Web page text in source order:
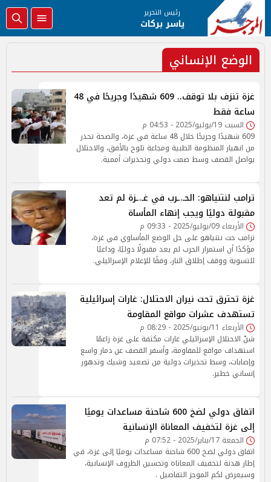
رئيس التحرير
ياسر بركات
الوضع الإنساني
غزة تنزف بلا توقف.. 609 شهيدًا وجريحًا في 48
ساعة فقط
السبت 19/يوليو/2025 - 04:53 م
609 شهيدًا وجريحًا خلال 48 ساعة في غزة، والصحة تحذر
من انهيار المنظومة الطبية ومجاعة تلوح بالأفق، والاحتلال
يواصل القصف وسط صمت دولي وتحذيرات أممية.
ترامب لنتنياهو: الحـ.ـرب في غـ.ـزة لم تعد
مقبولة دوليًا ويجب إنهاء المأساة
الأربعاء 09/يوليو/2025 - 09:33 م
ترامب حث نتنياهو على حل الوضع المأساوي في غزة،
مؤكدًا أن استمرار الحرب لم يعد مقبولًا دوليًا، وداعيًا
للتسوية ووقف إطلاق النار، وفقًا للإعلام الإسرائيلي.
غزة تحترق تحت نيران الاحتلال: غارات إسرائيلية
تستهدف عشرات مواقع المقاومة
الأربعاء 11/يونيو/2025 - 08:29 م
شنّ الاحتلال الإسرائيلي غارات مكثفة على غزة زاعمًا
استهداف مواقع للمقاومة، وأسفر القصف عن دمار واسع
وإصابات، وسط تحذيرات دولية من تصعيد وشيك وتدهور
إنساني خطير.
اتفاق دولي لضخ 600 شاحنة مساعدات يوميًا
إلى غزة لتخفيف المعاناة الإنسانية
الجمعة 17/يناير/2025 - 07:52 م
اتفاق دولي لضخ 600 شاحنة مساعدات يوميًا إلى غزة، في
إطار هدنة لتخفيف المعاناة وتحسين الظروف الإنسانية،
وسيعرض لكم الموجز التفاصيل .